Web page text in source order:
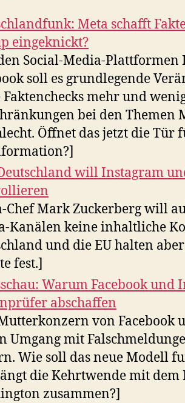
Meta schafft
eingeknickt?
Social-Media-Plattformen
soll es grundlegende
mehr und
bei den Themen
Öffnet das jetzt die Tür
will Instagram
Chef Mark Zuckerberg will
Kanälen keine inhaltliche
und die EU halten
fest.]
Warum Facebook und
abschaffen
von Facebook
Umgang mit
Wie soll das neue Modell
die Kehrtwende mit dem
zusammen?]